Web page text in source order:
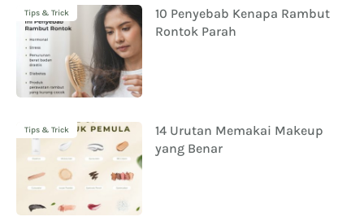
Tips & Trick
10 Penyebab Kenapa Rambut
Rontok Parah
Tips & Trick
14 Urutan Memakai Makeup
yang Benar